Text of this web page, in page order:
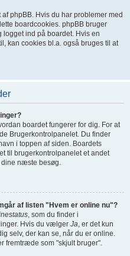
phpBB. Hvis du har problemer med
boardcookies. phpBB bruger
ind på boardet. Hvis en
kan cookies bl.a. også bruges til at
boardet fungerer for dig. For at
Brugerkontrolpanelet. Du finder
i toppen af siden. Boardets
til brugerkontrolpanelet et andet
næste besøg.
af listen "Hvem er online nu"?
, som du finder i
Hvis du vælger Ja , er det kun
selv, der kan se, når du er online.
fremtræde som "skjult bruger".